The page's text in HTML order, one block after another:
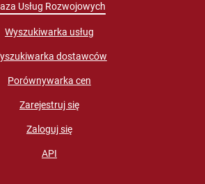
Usług Rozwojowych
Wyszukiwarka usług
dostawców
Porównywarka cen
Zarejestruj się
Zaloguj się
API